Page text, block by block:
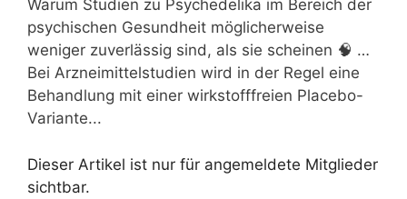
Warum Studien zu Psychedelika im Bereich der
psychischen Gesundheit möglicherweise
weniger zuverlässig sind, als sie scheinen 🧠 …
Bei Arzneimittelstudien wird in der Regel eine
Behandlung mit einer wirkstofffreien Placebo-
Variante...
Dieser Artikel ist nur für angemeldete Mitglieder
sichtbar.